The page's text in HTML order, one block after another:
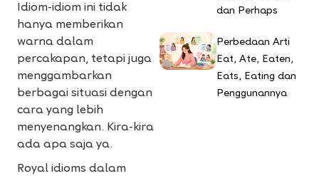
Idiom-idiom ini tidak
hanya memberikan
warna dalam
percakapan, tetapi juga
menggambarkan
berbagai situasi dengan
cara yang lebih
menyenangkan. Kira-kira
ada apa saja ya.
Royal idioms dalam
dan Perhaps
Perbedaan Arti
Eat, Ate, Eaten,
Eats, Eating dan
Penggunannya